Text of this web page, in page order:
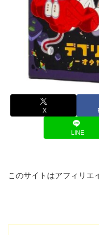
X
LINE
このサイトはアフィリエ